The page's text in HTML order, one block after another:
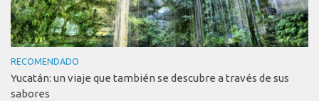
RECOMENDADO
Yucatán: un viaje que también se descubre a través de sus
sabores